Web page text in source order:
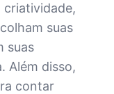
criatividade,
suas
suas
Além disso,
contar